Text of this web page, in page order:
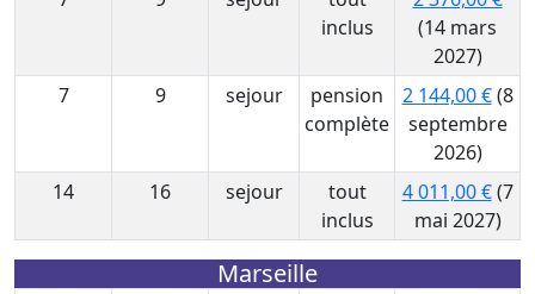
inclus
(14 mars
2027)
7
9 sejour
pension
complète
2 144,00 €(8
septembre
2026)
14
16 sejour
tout
inclus
4 011,00 €(7
mai 2027)
Marseille